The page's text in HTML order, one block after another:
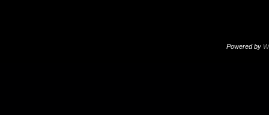
Powered by